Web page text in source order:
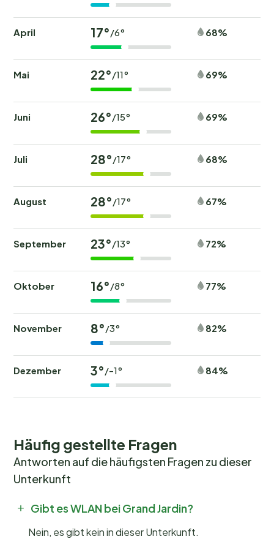
April 17°/6° 68%
Mai 22°/11° 69%
Juni 26°/15° 69%
Juli 28°/17° 68%
August 28°/17° 67%
September 23°/13° 72%
Oktober 16°/8° 77%
November 8°/3° 82%
Dezember 3°/-1° 84%
Häufig gestellte Fragen
Antworten auf die häufigsten Fragen zu dieser
Unterkunft
Gibt es WLAN bei Grand Jardin?
Nein, es gibt kein in dieser Unterkunft.